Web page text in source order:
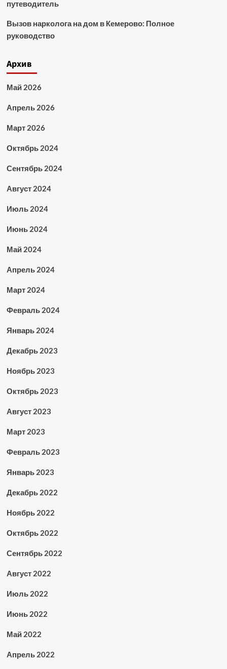
путеводитель
Вызов нарколога на дом в Кемерово: Полное
руководство
Архив
Май 2026
Апрель 2026
Март 2026
Октябрь 2024
Сентябрь 2024
Август 2024
Июль 2024
Июнь 2024
Май 2024
Апрель 2024
Март 2024
Февраль 2024
Январь 2024
Декабрь 2023
Ноябрь 2023
Октябрь 2023
Август 2023
Март 2023
Февраль 2023
Январь 2023
Декабрь 2022
Ноябрь 2022
Октябрь 2022
Сентябрь 2022
Август 2022
Июль 2022
Июнь 2022
Май 2022
Апрель 2022